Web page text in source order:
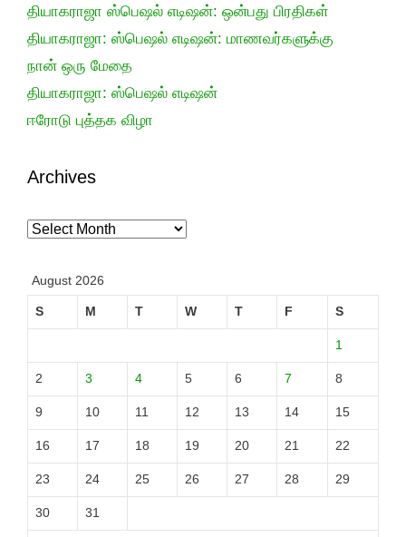
தியாகராஜா ஸ்பெஷல் எடிஷன்: ஒன்பது பிரதிகள்
தியாகராஜா: ஸ்பெஷல் எடிஷன்: மாணவர்களுக்கு
நான் ஒரு மேதை
தியாகராஜா: ஸ்பெஷல் எடிஷன்
ஈரோடு புத்தக விழா
Archives
Archives
August 2026
S M T W T F S
1
2 3 4 5 6 7 8
9 10 11 12 13 14 15
16 17 18 19 20 21 22
23 24 25 26 27 28 29
30 31